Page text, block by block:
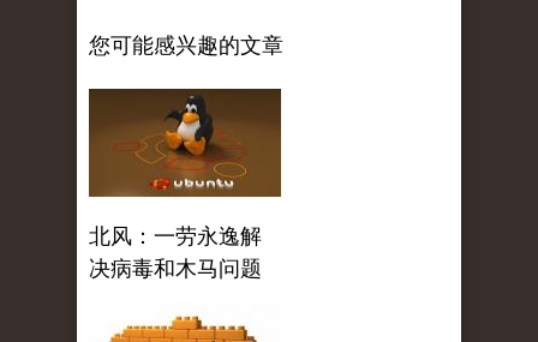
您可能感兴趣的文章
北风：一劳永逸解
决病毒和木马问题